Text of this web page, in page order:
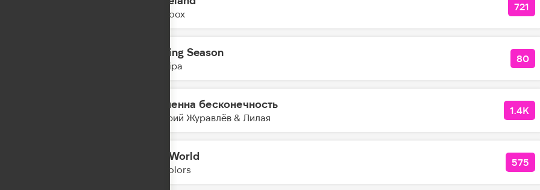
Yearboox
721
Training Season
Dua Lipa
80
Временна бесконечность
Дмитрий Журавлёв & Лилая
1.4K
Mad World
Twocolors
575